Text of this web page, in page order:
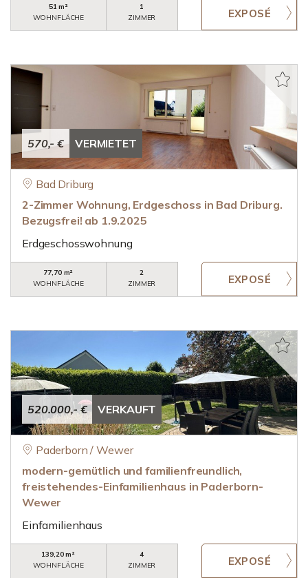
51 m²
WOHNFLÄCHE
1
ZIMMER
570,- € VERMIETET
Bad Driburg
2-Zimmer Wohnung, Erdgeschoss in Bad Driburg.
Bezugsfrei! ab 1.9.2025
Erdgeschosswohnung
77,70 m²
WOHNFLÄCHE
2
ZIMMER
520.000,- € VERKAUFT
Paderborn / Wewer
modern-gemütlich und familienfreundlich,
freistehendes-Einfamilienhaus in Paderborn-
Wewer
Einfamilienhaus
139,20 m²
WOHNFLÄCHE
4
ZIMMER